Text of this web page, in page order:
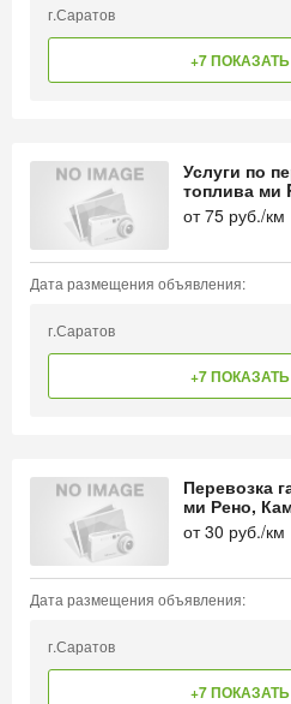
г.Саратов
+7
Услуги по
топлива ми
от75 руб./км
Дата размещения объявления:
г.Саратов
+7
Перевозка
ми Рено,
от30 руб./км
Дата размещения объявления:
г.Саратов
+7